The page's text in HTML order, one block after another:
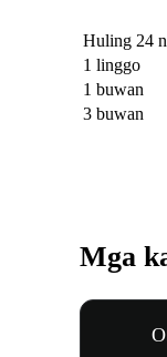
Huling 24
1 linggo
1 buwan
3 buwan
Mga